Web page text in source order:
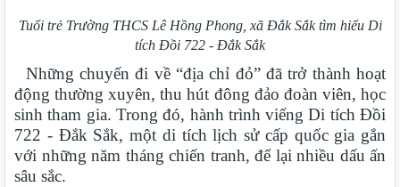
Tuổi trẻ Trường THCS Lê Hồng Phong, xã Đắk Sắk tìm hiểu Di
tích Đồi 722 - Đắk Sắk
Những chuyến đi về “địa chỉ đỏ” đã trở thành hoạt
động thường xuyên, thu hút đông đảo đoàn viên, học
sinh tham gia. Trong đó, hành trình viếng Di tích Đồi
722 - Đắk Sắk, một di tích lịch sử cấp quốc gia gắn
với những năm tháng chiến tranh, để lại nhiều dấu ấn
sâu sắc.